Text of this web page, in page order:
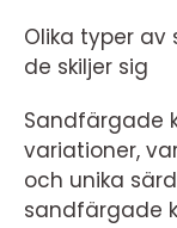
Olika typer
de skiljer sig
Sandfärgade
variationer,
och unika
sandfärgade